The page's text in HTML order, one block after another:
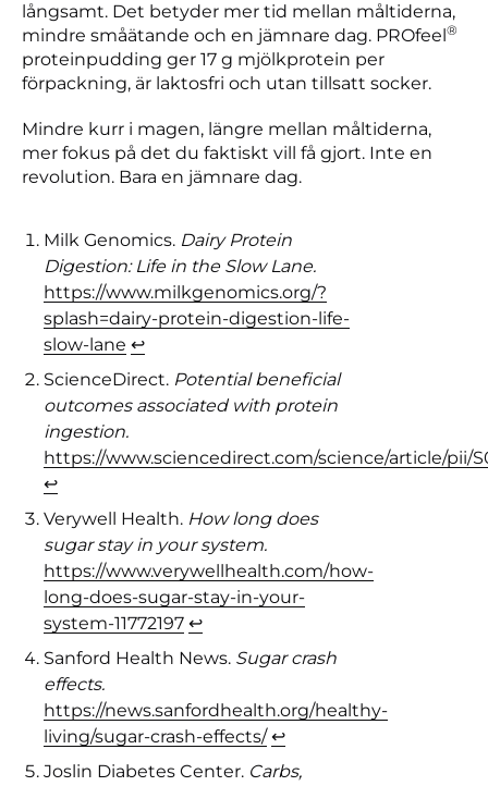
långsamt. Det betyder mer tid mellan måltiderna,
mindre småätande och en jämnare dag. PROfeel ®
proteinpudding ger 17 g mjölkprotein per
förpackning, är laktosfri och utan tillsatt socker.
Mindre kurr i magen, längre mellan måltiderna,
mer fokus på det du faktiskt vill få gjort. Inte en
revolution. Bara en jämnare dag.
Milk Genomics. Dairy Protein
Digestion: Life in the Slow Lane.
https://www.milkgenomics.org/?
splash=dairy-protein-digestion-life-
slow-lane ↩︎
ScienceDirect. Potential beneficial
outcomes associated with protein
ingestion.
https://www.sciencedirect.com/science/article/pii/
↩︎
Verywell Health. How long does
sugar stay in your system.
https://www.verywellhealth.com/how-
long-does-sugar-stay-in-your-
system-11772197 ↩︎
Sanford Health News. Sugar crash
effects.
https://news.sanfordhealth.org/healthy-
living/sugar-crash-effects/ ↩︎
Joslin Diabetes Center. Carbs,